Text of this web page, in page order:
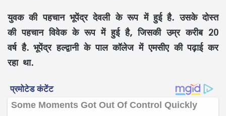
युवक की पहचान भूपेंद्र देवली के रूप में हुई है. उसके दोस्त
की पहचान विवेक के रूप में हुई है, जिसकी उम्र करीब 20
वर्ष है. भूपेंद्र हल्द्वानी के पाल कॉलेज में एमसीए की पढ़ाई कर
रहा था.